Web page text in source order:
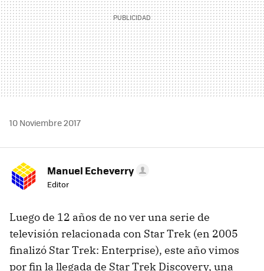
10 Noviembre 2017
Manuel Echeverry
Editor
Luego de 12 años de no ver una serie de
televisión relacionada con Star Trek (en 2005
finalizó Star Trek: Enterprise), este año vimos
por fin la llegada de Star Trek Discovery, una